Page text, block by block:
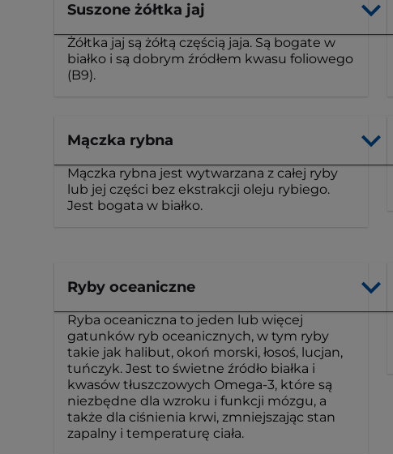
Suszone żółtka jaj
Żółtka jaj są żółtą częścią jaja. Są bogate w
białko i są dobrym źródłem kwasu foliowego
(B9).
Mączka rybna
Mączka rybna jest wytwarzana z całej ryby
lub jej części bez ekstrakcji oleju rybiego.
Jest bogata w białko.
Ryby oceaniczne
Ryba oceaniczna to jeden lub więcej
gatunków ryb oceanicznych, w tym ryby
takie jak halibut, okoń morski, łosoś, lucjan,
tuńczyk. Jest to świetne źródło białka i
kwasów tłuszczowych Omega-3, które są
niezbędne dla wzroku i funkcji mózgu, a
także dla ciśnienia krwi, zmniejszając stan
zapalny i temperaturę ciała.